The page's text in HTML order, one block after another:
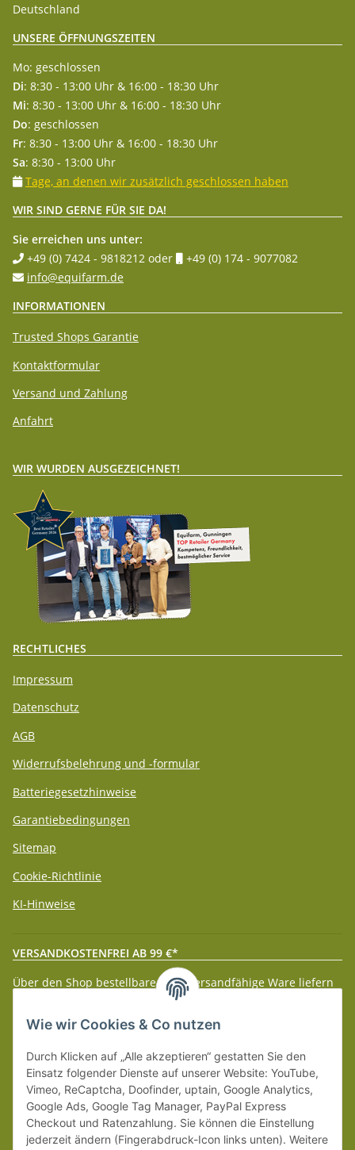
Deutschland
UNSERE ÖFFNUNGSZEITEN
Mo: geschlossen
Di: 8:30 - 13:00 Uhr & 16:00 - 18:30 Uhr
Mi: 8:30 - 13:00 Uhr & 16:00 - 18:30 Uhr
Do: geschlossen
Fr: 8:30 - 13:00 Uhr & 16:00 - 18:30 Uhr
Sa: 8:30 - 13:00 Uhr
Tage, an denen wir zusätzlich geschlossen haben
WIR SIND GERNE FÜR SIE DA!
Sie erreichen uns unter:
+49 (0) 7424 - 9818212 oder
+49 (0) 174 - 9077082
info@equifarm.de
INFORMATIONEN
Trusted Shops Garantie
Kontaktformular
Versand und Zahlung
Anfahrt
WIR WURDEN AUSGEZEICHNET!
RECHTLICHES
Impressum
Datenschutz
AGB
Widerrufsbelehrung und -formular
Batteriegesetzhinweise
Garantiebedingungen
Sitemap
Cookie-Richtlinie
KI-Hinweise
VERSANDKOSTENFREI AB 99 €*
Über den Shop bestellbare paketversandfähige Ware liefern
wir innerhalb Deutschland (Festland) ab 99 € * Warenwert
versandkostenfrei.
Weitere Versanddetails entnehmen Sie bitte unserenLiefer-
und Zahlungsbedingungen.
Wie wir Cookies & Co nutzen
Durch Klicken auf „Alle akzeptieren“ gestatten Sie den
Einsatz folgender Dienste auf unserer Website: YouTube,
Vimeo, ReCaptcha, Doofinder, uptain, Google Analytics,
Google Ads, Google Tag Manager, PayPal Express
Checkout und Ratenzahlung. Sie können die Einstellung
jederzeit ändern (Fingerabdruck-Icon links unten). Weitere